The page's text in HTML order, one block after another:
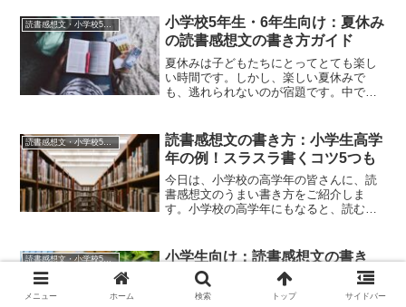
読書感想文で何度も困った経験がありま
す。でも、いくつかの大切...
読書感想文・小学校5・6年生
小学校5年生・6年生向け：夏休み
の読書感想文の書き方ガイド
夏休みは子どもたちにとってとても楽し
い時間です。しかし、楽しい夏休みで
も、逃れられないのが宿題です。中で
書感想文を書くのは、難しく思えるかも
しれませんが、いくつかのポイ...
読書感想文の書き方：小学生高学
年の例！スラスラ書くコツ5つも
今日は、小学校の高学年の皆さんに、読
書感想文のうまい書き方をご紹介しま
す。小学校の高学年にもなると、読む本
で、ふと気づくと本の内容をただ簡単に
読書感想文・小学校5・6年生
小学生向け：読書感想文の書き
方：高学年のための簡単ガイド
読書感想文は、読んだ本の感動や考えを
メニュー ホーム 検索 トップ サイドバー